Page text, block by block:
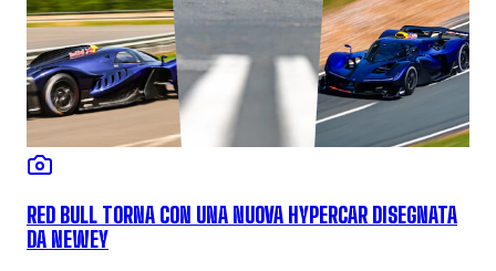
RED BULL TORNA CON UNA NUOVA HYPERCAR DISEGNATA
DA NEWEY